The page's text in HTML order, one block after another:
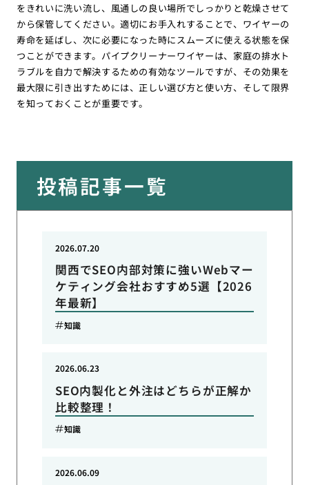
をきれいに洗い流し、風通しの良い場所でしっかりと乾燥させて
から保管してください。適切にお手入れすることで、ワイヤーの
寿命を延ばし、次に必要になった時にスムーズに使える状態を保
つことができます。パイプクリーナーワイヤーは、家庭の排水ト
ラブルを自力で解決するための有効なツールですが、その効果を
最大限に引き出すためには、正しい選び方と使い方、そして限界
を知っておくことが重要です。
投稿記事一覧
関西でSEO内部対策に強いWebマー
ケティング会社おすすめ5選【2026
年最新】
2026.07.20
知識
SEO内製化と外注はどちらが正解か
比較整理！
2026.06.23
知識
2026.06.09